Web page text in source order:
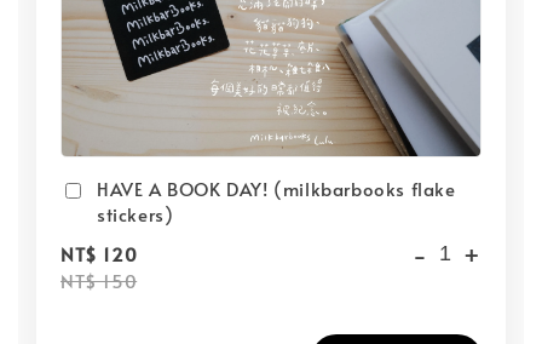
HAVE A BOOK DAY! (milkbarbooks flake
stickers)
NT$ 120
NT$ 150
- +